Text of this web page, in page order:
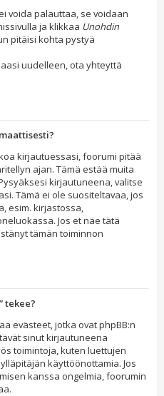
voida palauttaa, se voidaan
ja klikkaa Unohdin
pitäisi kohta pystyä
uudelleen, ota yhteyttä
kirjautuessasi, foorumi pitää
ajan. Tämä estää muita
kirjautuneena, valitse
Tämä ei ole suositeltavaa, jos
esim. kirjastossa,
Jos et näe tätä
tämän toiminnon
tekee?
evästeet, jotka ovat phpBB:n
sinut kirjautuneena
toimintoja, kuten luettujen
käyttöönottamia. Jos
kanssa ongelmia, foorumin